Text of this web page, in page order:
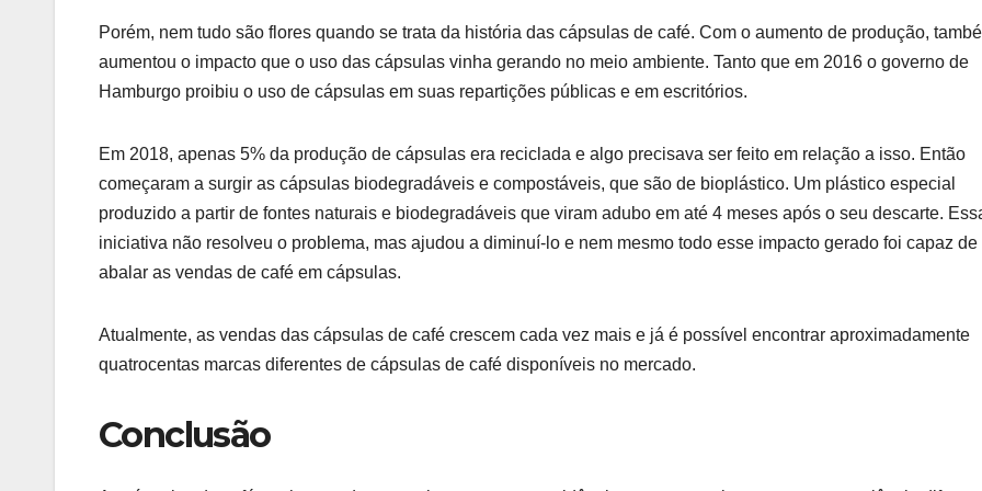
Porém, nem tudo são flores quando se trata da história das cápsulas de café. Com o aumento de produção,
aumentou o impacto que o uso das cápsulas vinha gerando no meio ambiente. Tanto que em 2016 o governo de
Hamburgo proibiu o uso de cápsulas em suas repartições públicas e em escritórios.
Em 2018, apenas 5% da produção de cápsulas era reciclada e algo precisava ser feito em relação a isso. Então
começaram a surgir as cápsulas biodegradáveis e compostáveis, que são de bioplástico. Um plástico especial
produzido a partir de fontes naturais e biodegradáveis que viram adubo em até 4 meses após o seu descarte.
iniciativa não resolveu o problema, mas ajudou a diminuí-lo e nem mesmo todo esse impacto gerado foi capaz de
abalar as vendas de café em cápsulas.
Atualmente, as vendas das cápsulas de café crescem cada vez mais e já é possível encontrar aproximadamente
quatrocentas marcas diferentes de cápsulas de café disponíveis no mercado.
Conclusão